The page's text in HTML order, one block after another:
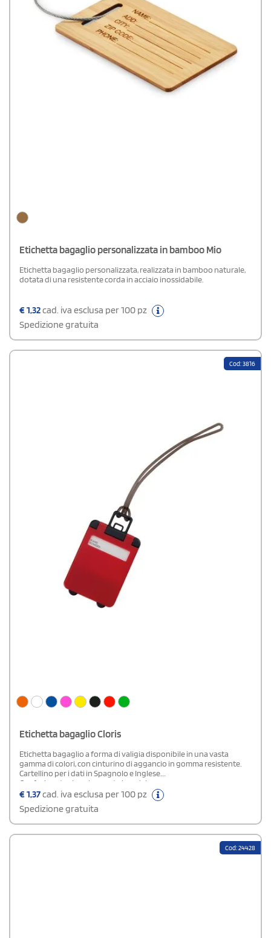
Etichetta bagaglio personalizzata in bamboo Mio
Etichetta bagaglio personalizzata, realizzata in bamboo naturale,
dotata di una resistente corda in acciaio inossidabile.
€1,32cad. iva esclusa per 100 pz
Spedizione gratuita
Cod: 3816
Etichetta bagaglio Cloris
Etichetta bagaglio a forma di valigia disponibile in una vasta
gamma di colori, con cinturino di aggancio in gomma resistente.
Cartellino per i dati in Spagnolo e Inglese.
Confezionata singolarmente in polybag.
€1,37cad. iva esclusa per 100 pz
Spedizione gratuita
Cod: 24428